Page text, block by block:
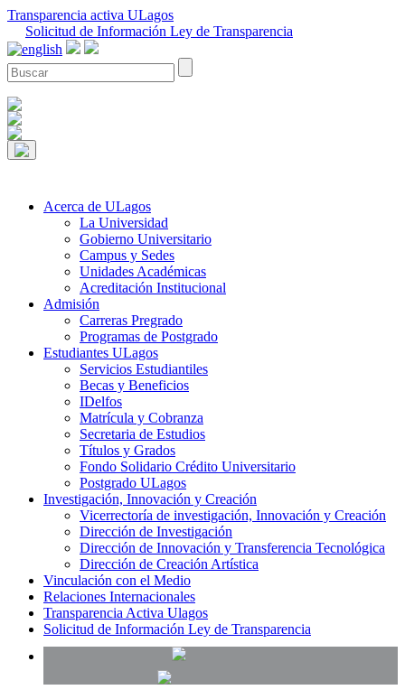
Transparencia activa ULagos
Solicitud de Información Ley de Transparencia
Acerca de ULagos
La Universidad
Gobierno Universitario
Campus y Sedes
Unidades Académicas
Acreditación Institucional
Admisión
Carreras Pregrado
Programas de Postgrado
Estudiantes ULagos
Servicios Estudiantiles
Becas y Beneficios
IDelfos
Matrícula y Cobranza
Secretaria de Estudios
Títulos y Grados
Fondo Solidario Crédito Universitario
Postgrado ULagos
Investigación, Innovación y Creación
Vicerrectoría de investigación, Innovación y Creación
Dirección de Investigación
Dirección de Innovación y Transferencia Tecnológica
Dirección de Creación Artística
Vinculación con el Medio
Relaciones Internacionales
Transparencia Activa Ulagos
Solicitud de Información Ley de Transparencia